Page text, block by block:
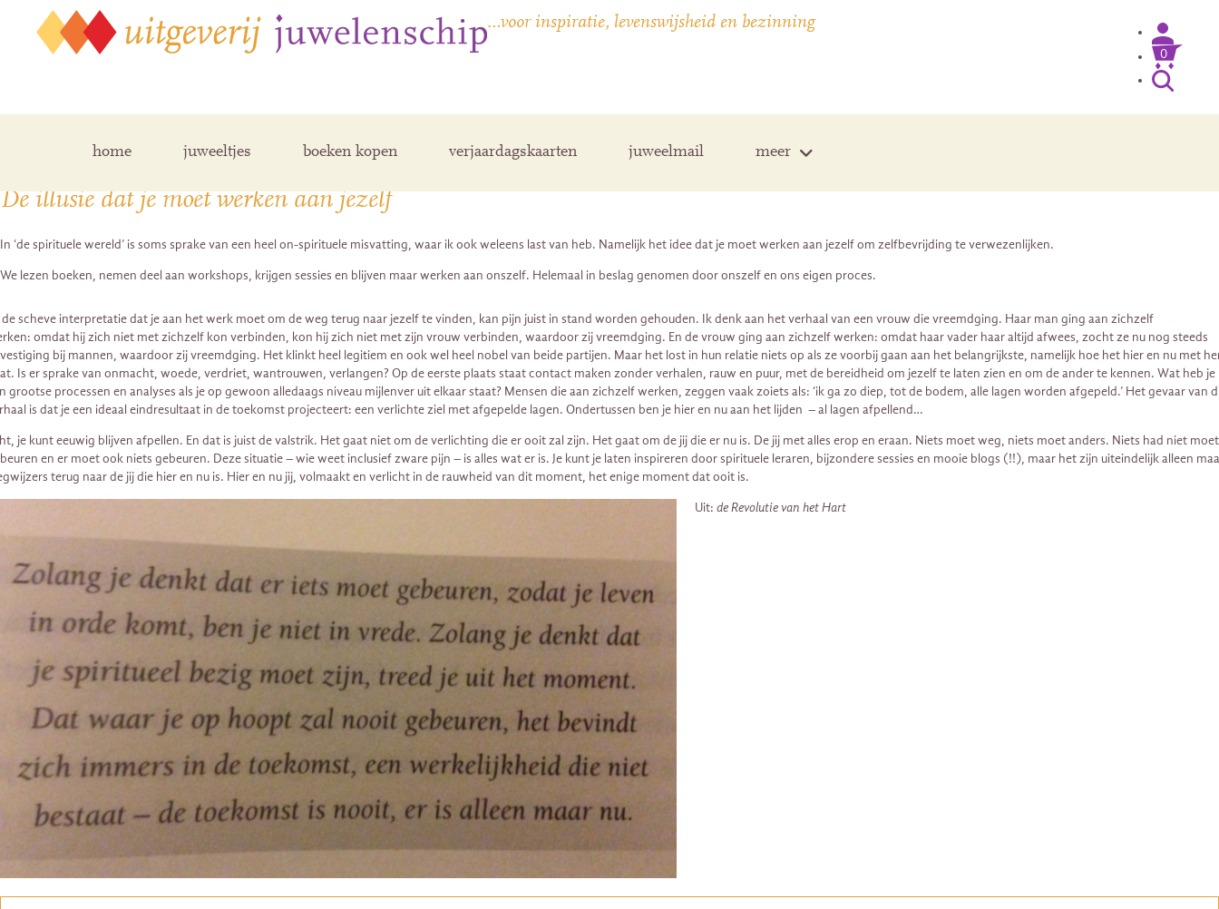
…voor inspiratie, levenswijsheid en bezinning
0
home juweeltjes boeken kopen verjaardagskaarten juweelmail meer
Posts Tagged ‘proces’
De illusie dat je moet werken aan jezelf
In ‘de spirituele wereld’ is soms sprake van een heel on-spirituele misvatting, waar ik ook weleens last van heb. Namelijk het idee dat je moet werken aan jezelf om zelfbevrijding te verwezenlijken.
We lezen boeken, nemen deel aan workshops, krijgen sessies en blijven maar werken aan onszelf. Helemaal in beslag genomen door onszelf en ons eigen proces.
de scheve interpretatie dat je aan het werk moet om de weg terug naar jezelf te vinden, kan pijn juist in stand worden gehouden. Ik denk aan het verhaal van een vrouw die vreemdging. Haar man ging aan zichzelf
omdat hij zich niet met zichzelf kon verbinden, kon hij zich niet met zijn vrouw verbinden, waardoor zij vreemdging. En de vrouw ging aan zichzelf werken: omdat haar vader haar altijd afwees, zocht ze nu nog steeds
bij mannen, waardoor zij vreemdging. Het klinkt heel legitiem en ook wel heel nobel van beide partijen. Maar het lost in hun relatie niets op als ze voorbij gaan aan het belangrijkste, namelijk hoe het hier en nu met
Is er sprake van onmacht, woede, verdriet, wantrouwen, verlangen? Op de eerste plaats staat contact maken zonder verhalen, rauw en puur, met de bereidheid om jezelf te laten zien en om de ander te kennen. Wat heb je
grootse processen en analyses als je op gewoon alledaags niveau mijlenver uit elkaar staat? Mensen die aan zichzelf werken, zeggen vaak zoiets als: ‘ik ga zo diep, tot de bodem, alle lagen worden afgepeld.’ Het gevaar van
is dat je een ideaal eindresultaat in de toekomst projecteert: een verlichte ziel met afgepelde lagen. Ondertussen ben je hier en nu aan het lijden – al lagen afpellend…
je kunt eeuwig blijven afpellen. En dat is juist de valstrik. Het gaat niet om de verlichting die er ooit zal zijn. Het gaat om de jij die er nu is. De jij met alles erop en eraan. Niets moet weg, niets moet anders. Niets had niet
en er moet ook niets gebeuren. Deze situatie – wie weet inclusief zware pijn – is alles wat er is. Je kunt je laten inspireren door spirituele leraren, bijzondere sessies en mooie blogs (!!), maar het zijn uiteindelijk alleen
terug naar de jij die hier en nu is. Hier en nu jij, volmaakt en verlicht in de rauwheid van dit moment, het enige moment dat ooit is.
Uit: de Revolutie van het Hart